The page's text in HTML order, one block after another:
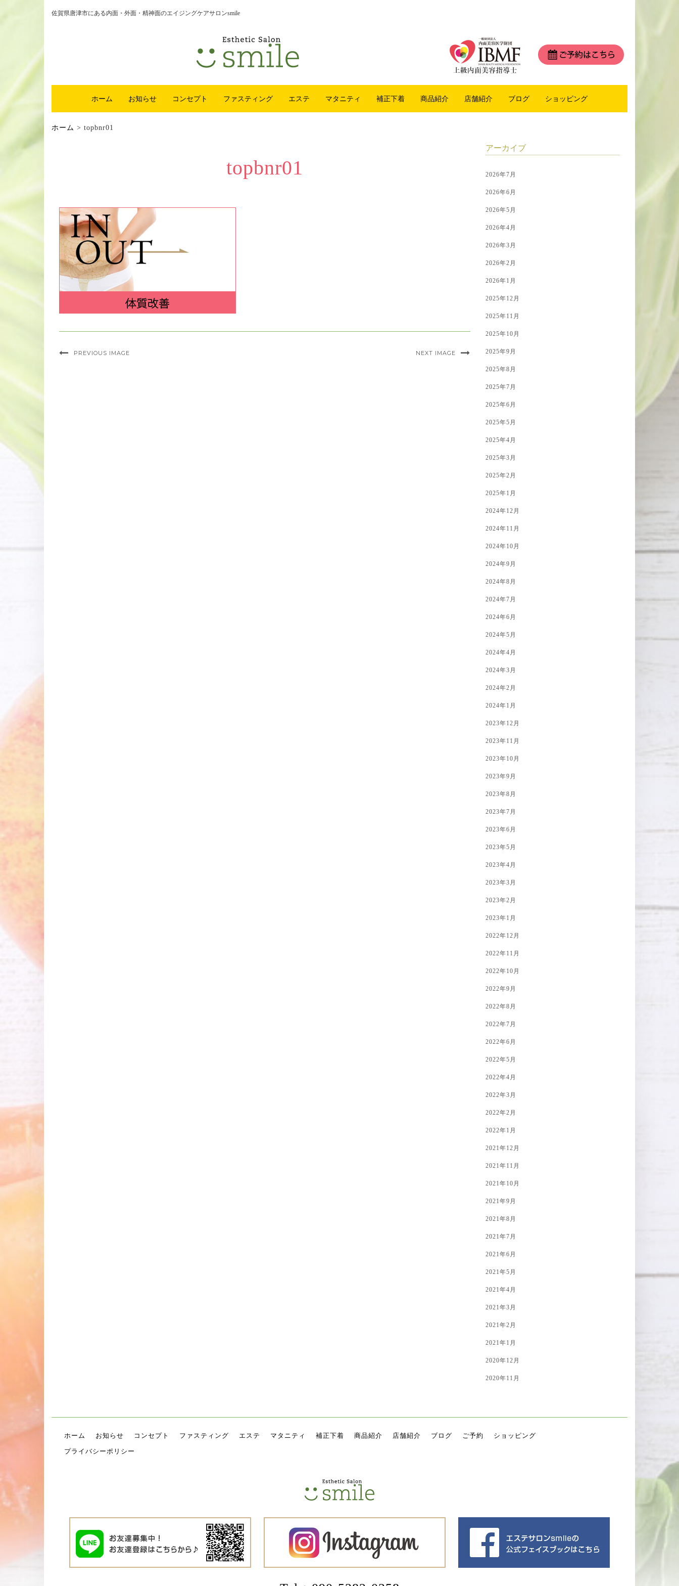
佐賀県唐津市にある内面・外面・精神面のエイジングケアサロンsmile
ホーム お知らせ コンセプト ファスティング エステ マタニティ 補正下着 商品紹介 店舗紹介 ブログ ショッピング
ホーム > topbnr01
topbnr01
PREVIOUS IMAGE NEXT IMAGE
アーカイブ
2026年7月
2026年6月
2026年5月
2026年4月
2026年3月
2026年2月
2026年1月
2025年12月
2025年11月
2025年10月
2025年9月
2025年8月
2025年7月
2025年6月
2025年5月
2025年4月
2025年3月
2025年2月
2025年1月
2024年12月
2024年11月
2024年10月
2024年9月
2024年8月
2024年7月
2024年6月
2024年5月
2024年4月
2024年3月
2024年2月
2024年1月
2023年12月
2023年11月
2023年10月
2023年9月
2023年8月
2023年7月
2023年6月
2023年5月
2023年4月
2023年3月
2023年2月
2023年1月
2022年12月
2022年11月
2022年10月
2022年9月
2022年8月
2022年7月
2022年6月
2022年5月
2022年4月
2022年3月
2022年2月
2022年1月
2021年12月
2021年11月
2021年10月
2021年9月
2021年8月
2021年7月
2021年6月
2021年5月
2021年4月
2021年3月
2021年2月
2021年1月
2020年12月
2020年11月
ホーム お知らせ コンセプト ファスティング エステ マタニティ 補正下着 商品紹介 店舗紹介 ブログ ご予約 ショッピング
プライバシーポリシー